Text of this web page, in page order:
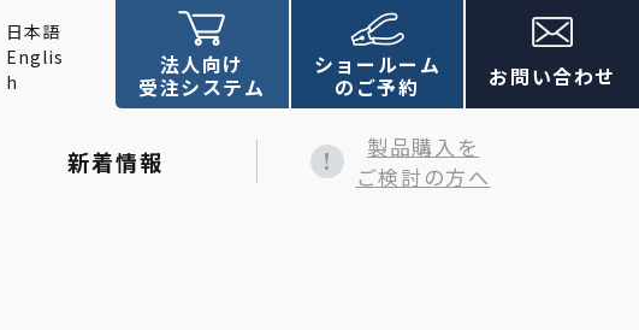
日本語
Englis
h
新着情報
法人向け
受注システム
ショールーム
のご予約 お問い合わせ
製品購入を
ご検討の方へ